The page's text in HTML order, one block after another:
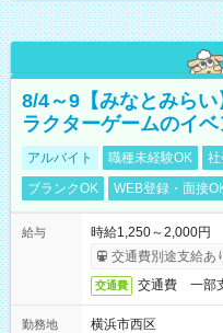
8/4～9【みなとみら
ラクターゲームのイベ
アルバイト 職種未経験OK
ブランクOK
WEB登録・面接
給与
時給1,250～2,000円
交通費別途支給あ
交通費 交通費 一部
勤務地
横浜市西区